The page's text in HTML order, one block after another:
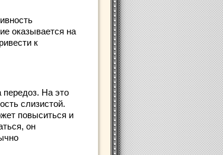
оказывается на
к
передоз. На это
слизистой.
повыситься и
он